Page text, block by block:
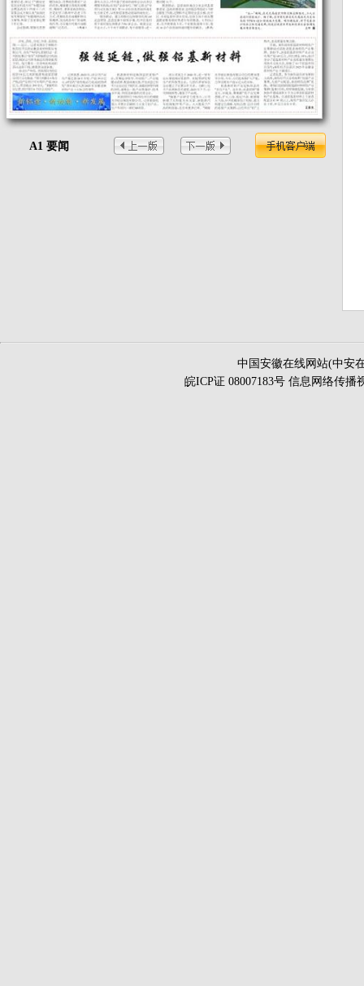
A1 要闻
中国安徽在线网站(中安
皖ICP证 08007183号 信息网络传播